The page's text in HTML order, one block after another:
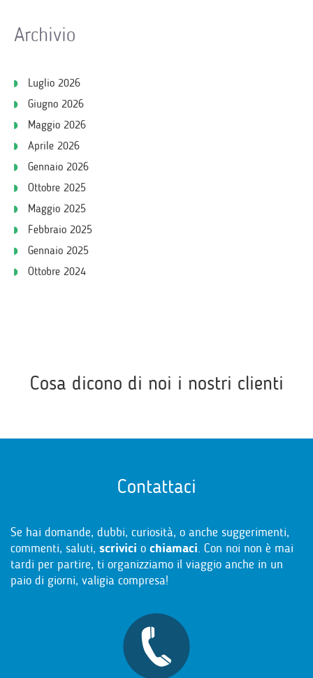
Archivio
Luglio 2026
Giugno 2026
Maggio 2026
Aprile 2026
Gennaio 2026
Ottobre 2025
Maggio 2025
Febbraio 2025
Gennaio 2025
Ottobre 2024
Cosa dicono di noi i nostri clienti
Contattaci
Se hai domande, dubbi, curiosità, o anche suggerimenti,
commenti, saluti, scrivici o chiamaci. Con noi non è mai
tardi per partire, ti organizziamo il viaggio anche in un
paio di giorni, valigia compresa!